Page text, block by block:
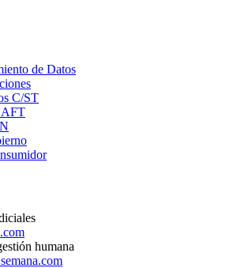
de Datos
in
C/ST
new
window
in
newin
Opens
humana